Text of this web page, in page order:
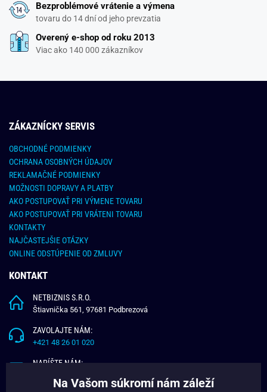
Bezproblémové vrátenie a výmena
tovaru do 14 dní od jeho prevzatia
Overený e-shop od roku 2013
Viac ako 140 000 zákazníkov
ZÁKAZNÍCKY SERVIS
OBCHODNÉ PODMIENKY
OCHRANA OSOBNÝCH ÚDAJOV
REKLAMAČNÉ PODMIENKY
MOŽNOSTI DOPRAVY A PLATBY
AKO POSTUPOVAŤ PRI VÝMENE TOVARU
AKO POSTUPOVAŤ PRI VRÁTENI TOVARU
KONTAKTY
NAJČASTEJŠIE OTÁZKY
ONLINE ODSTÚPENIE OD ZMLUVY
KONTAKT
NETBIZNIS S.R.O.
Štiavnička 561, 97681 Podbrezová
ZAVOLAJTE NÁM:
+421 48 26 01 020
NAPÍŠTE NÁM:
Na Vašom súkromí nám záleží